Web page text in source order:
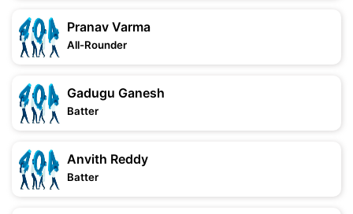
Pranav Varma
All-Rounder
Gadugu Ganesh
Batter
Anvith Reddy
Batter